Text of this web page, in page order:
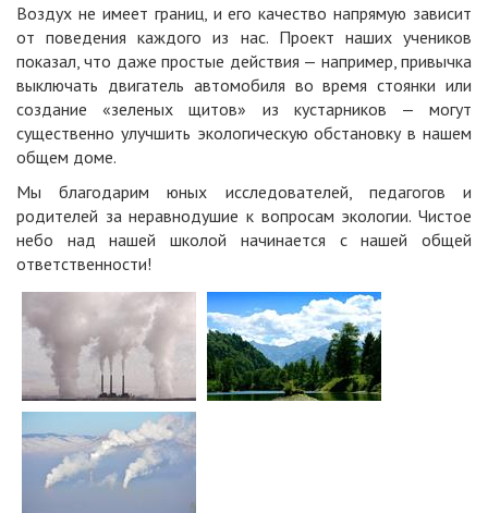
Воздух не имеет границ, и его качество напрямую зависит
от поведения каждого из нас. Проект наших учеников
показал, что даже простые действия — например, привычка
выключать двигатель автомобиля во время стоянки или
создание «зеленых щитов» из кустарников — могут
существенно улучшить экологическую обстановку в нашем
общем доме.
Мы благодарим юных исследователей, педагогов и
родителей за неравнодушие к вопросам экологии. Чистое
небо над нашей школой начинается с нашей общей
ответственности!